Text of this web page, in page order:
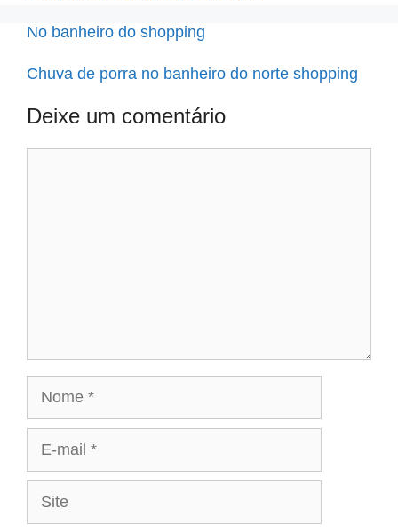
No banheiro do shopping
Chuva de porra no banheiro do norte shopping
Deixe um comentário
Site